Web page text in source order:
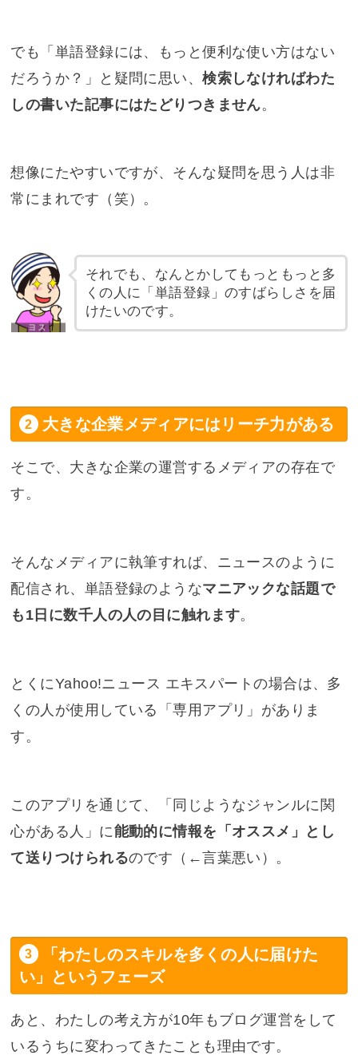
でも「単語登録には、もっと便利な使い方はない
だろうか？」と疑問に思い、検索しなければわた
しの書いた記事にはたどりつきません。
想像にたやすいですが、そんな疑問を思う人は非
常にまれです（笑）。
それでも、なんとかしてもっともっと多
くの人に「単語登録」のすばらしさを届
けたいのです。
大きな企業メディアにはリーチ力がある
そこで、大きな企業の運営するメディアの存在で
す。
そんなメディアに執筆すれば、ニュースのように
配信され、単語登録のようなマニアックな話題で
も1日に数千人の人の目に触れます。
とくにYahoo!ニュース エキスパートの場合は、多
くの人が使用している「専用アプリ」がありま
す。
このアプリを通じて、「同じようなジャンルに関
心がある人」に能動的に情報を「オススメ」とし
て送りつけられるのです（←言葉悪い）。
「わたしのスキルを多くの人に届けた
い」というフェーズ
あと、わたしの考え方が10年もブログ運営をして
いるうちに変わってきたことも理由です。